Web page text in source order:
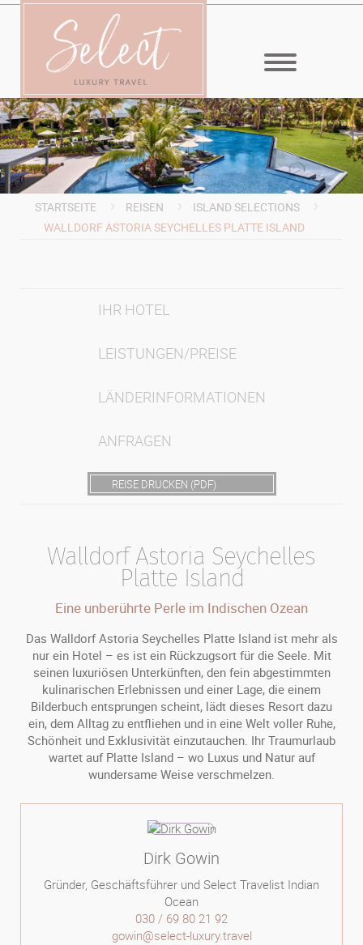
MENÜ
STARTSEITE REISEN
ISLAND SELECTIONS
WALLDORF ASTORIA SEYCHELLES PLATTE ISLAND
IHR HOTEL
LEISTUNGEN/PREISE
LÄNDERINFORMATIONEN
ANFRAGEN
REISE DRUCKEN (PDF)
Walldorf Astoria Seychelles
Platte Island
Eine unberührte Perle im Indischen Ozean
Das Walldorf Astoria Seychelles Platte Island ist mehr als
nur ein Hotel – es ist ein Rückzugsort für die Seele. Mit
seinen luxuriösen Unterkünften, den fein abgestimmten
kulinarischen Erlebnissen und einer Lage, die einem
Bilderbuch entsprungen scheint, lädt dieses Resort dazu
ein, dem Alltag zu entfliehen und in eine Welt voller Ruhe,
Schönheit und Exklusivität einzutauchen. Ihr Traumurlaub
wartet auf Platte Island – wo Luxus und Natur auf
wundersame Weise verschmelzen.
Dirk Gowin
Gründer, Geschäftsführer und Select Travelist Indian
Ocean
030 / 69 80 21 92
gowin@select-luxury.travel